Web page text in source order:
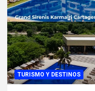
TURISMO Y DESTINOS